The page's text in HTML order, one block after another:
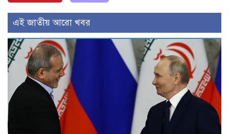
এই জাতীয় আরো খবর